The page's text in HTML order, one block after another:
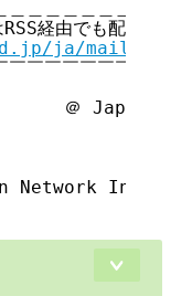
経由でも配信し
ja/
￣￣￣￣￣￣￣￣
Japan
Network